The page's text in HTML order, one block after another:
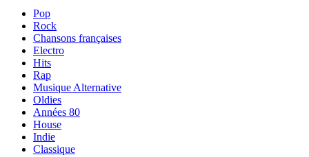
Pop
Rock
Chansons françaises
Electro
Hits
Rap
Musique Alternative
Oldies
Années 80
House
Indie
Classique